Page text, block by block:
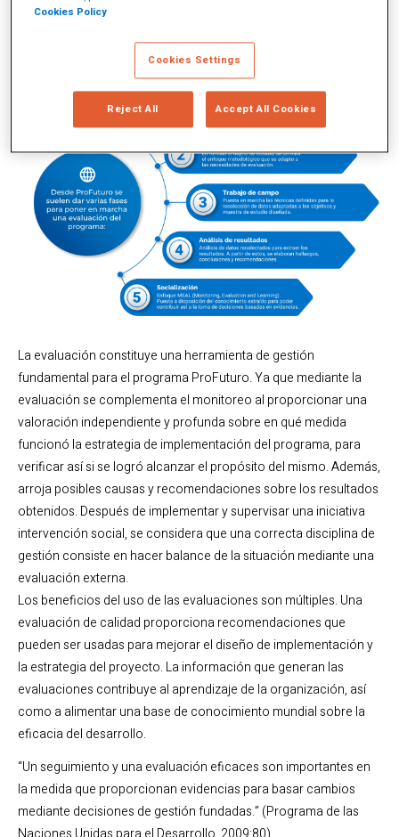
Evaluación ProFuturo
La evaluación constituye una herramienta de gestión
fundamental para el programa ProFuturo. Ya que mediante la
evaluación se complementa el monitoreo al proporcionar una
valoración independiente y profunda sobre en qué medida
funcionó la estrategia de implementación del programa, para
verificar así si se logró alcanzar el propósito del mismo. Además,
arroja posibles causas y recomendaciones sobre los resultados
obtenidos. Después de implementar y supervisar una iniciativa
intervención social, se considera que una correcta disciplina de
gestión consiste en hacer balance de la situación mediante una
evaluación externa.
Los beneficios del uso de las evaluaciones son múltiples. Una
evaluación de calidad proporciona recomendaciones que
pueden ser usadas para mejorar el diseño de implementación y
la estrategia del proyecto. La información que generan las
evaluaciones contribuye al aprendizaje de la organización, así
como a alimentar una base de conocimiento mundial sobre la
eficacia del desarrollo.
“Un seguimiento y una evaluación eficaces son importantes en
la medida que proporcionan evidencias para basar cambios
mediante decisiones de gestión fundadas.” (Programa de las
Cookies Policy
Cookies Settings
Reject All Accept All Cookies